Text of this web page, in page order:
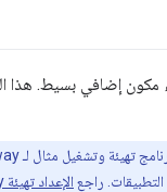
إضافي بسيط. هذا
راجع الإعداد تهيئة Edge Microgateway